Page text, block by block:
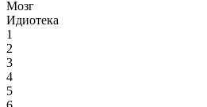
Мозг
Идиотека
1
2
3
4
5